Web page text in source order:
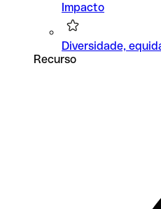
Impacto
Diversidade,
Recurso